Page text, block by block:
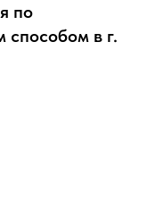
по
способом в г.